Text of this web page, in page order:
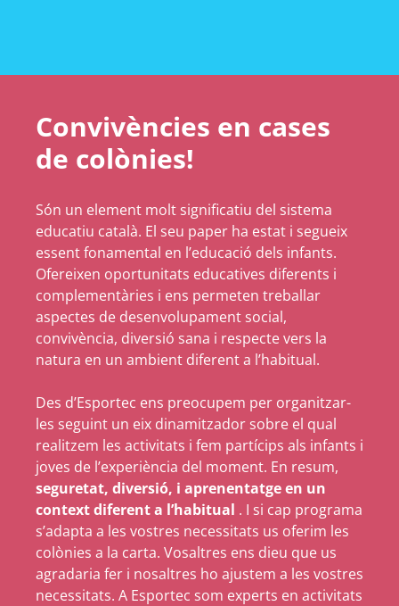
Convivències en cases
de colònies!
Són un element molt significatiu del sistema
educatiu català. El seu paper ha estat i segueix
essent fonamental en l’educació dels infants.
Ofereixen oportunitats educatives diferents i
complementàries i ens permeten treballar
aspectes de desenvolupament social,
convivència, diversió sana i respecte vers la
natura en un ambient diferent a l’habitual.
Des d’Esportec ens preocupem per organitzar-
les seguint un eix dinamitzador sobre el qual
realitzem les activitats i fem partícips als infants i
joves de l’experiència del moment. En resum,
seguretat, diversió, i aprenentatge en un
context diferent a l’habitual . I si cap programa
s’adapta a les vostres necessitats us oferim les
colònies a la carta. Vosaltres ens dieu que us
agradaria fer i nosaltres ho ajustem a les vostres
necessitats. A Esportec som experts en activitats